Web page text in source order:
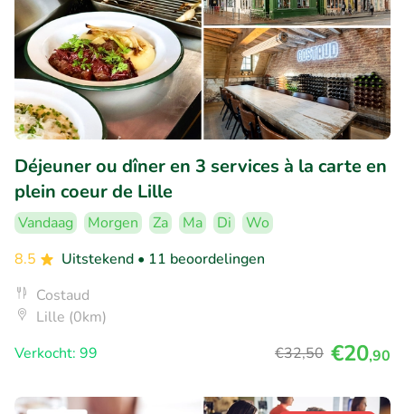
Déjeuner ou dîner en 3 services à la carte en
plein coeur de Lille
Vandaag Morgen Za Ma Di
Wo
8.5
Uitstekend • 11 beoordelingen
Costaud
Lille (0km)
Verkocht: 99
€32,50 €20,90